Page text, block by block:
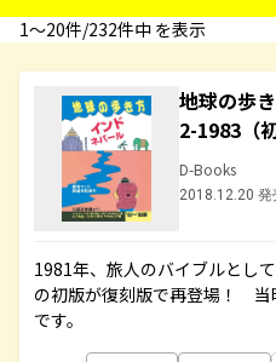
1〜20件/232件中 を表示
地球の歩
2-1983（
D-Books
2018.12.20 発
1981年、旅人のバイブルとし
の初版が復刻版で再登場！ 当
です。